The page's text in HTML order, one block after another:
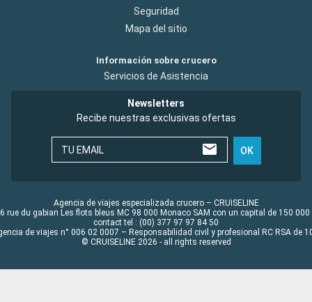
Seguridad
Mapa del sitio
Información sobre crucero
Servicios de Asistencia
Newsletters
Recibe nuestras exclusivas ofertas
TU EMAIL OK
Agencia de viajes especializada crucero – CRUISELINE
rue du gabian Les flots bleus MC 98 000 Monaco SAM con un capital de 150 000
contact tel : (00) 377 97 97 84 50
de viajes n° 006 02 0007 – Responsabilidad civil y profesional RC RSA de
© CRUISELINE 2026 - all rights reserved